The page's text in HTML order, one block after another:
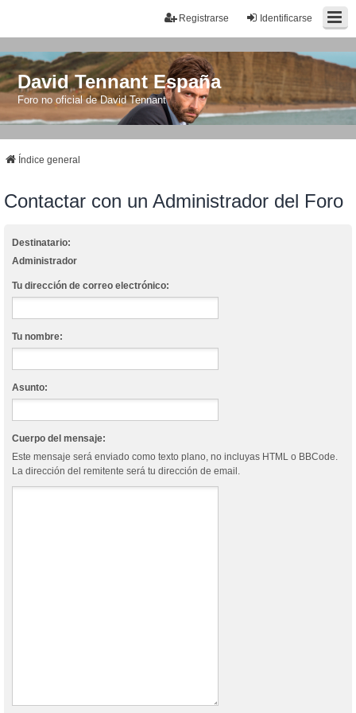
Identificarse
Registrarse
David Tennant España
Foro no oficial de David Tennant
Índice general
Contactar con un Administrador del Foro
Destinatario:
Administrador
Tu dirección de correo electrónico:
Tu nombre:
Asunto:
Cuerpo del mensaje:
Este mensaje será enviado como texto plano, no incluyas HTML o BBCode.
La dirección del remitente será tu dirección de email.